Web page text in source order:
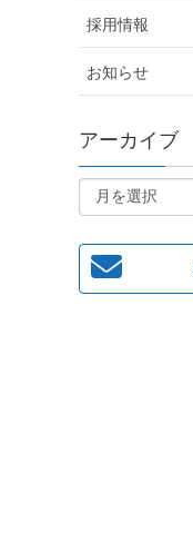
採用情報
お知らせ
アーカイブ